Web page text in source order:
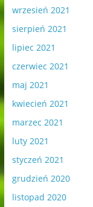
wrzesień 2021
sierpień 2021
lipiec 2021
czerwiec 2021
maj 2021
kwiecień 2021
marzec 2021
luty 2021
styczeń 2021
grudzień 2020
listopad 2020